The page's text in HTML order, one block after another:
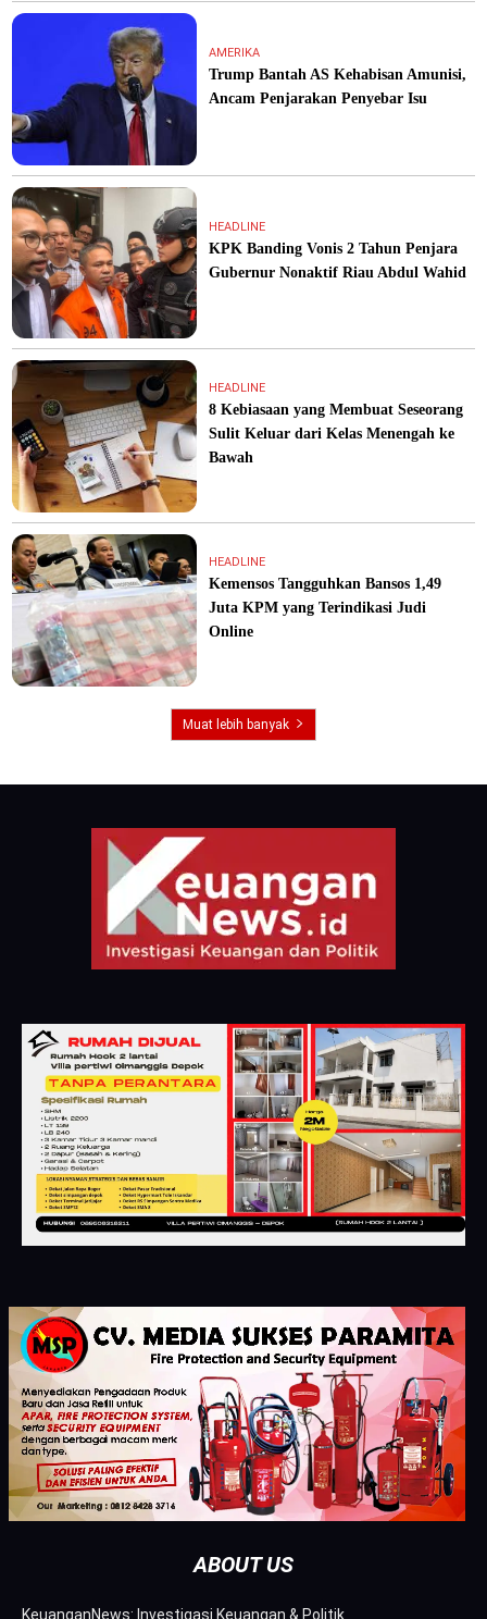
AMERIKA
Trump Bantah AS Kehabisan Amunisi,
Ancam Penjarakan Penyebar Isu
HEADLINE
KPK Banding Vonis 2 Tahun Penjara
Gubernur Nonaktif Riau Abdul Wahid
HEADLINE
8 Kebiasaan yang Membuat Seseorang
Sulit Keluar dari Kelas Menengah ke
Bawah
HEADLINE
Kemensos Tangguhkan Bansos 1,49
Juta KPM yang Terindikasi Judi
Online
Muat lebih banyak
ABOUT US
KeuanganNews: Investigasi Keuangan & Politik